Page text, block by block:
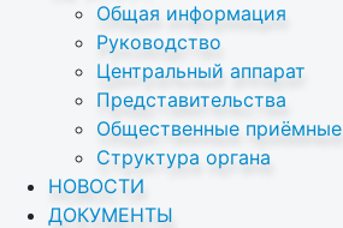
Общая информация
Руководство
Центральный аппарат
Представительства
Общественные приёмные
Структура органа
НОВОСТИ
ДОКУМЕНТЫ